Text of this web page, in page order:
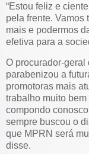
“Estou feliz e
pela frente. Vamos
mais e podermos
efetiva para a
O procurador-
parabenizou a
promotoras mais
trabalho muito
compondo
sempre buscou o
que MPRN será
disse.